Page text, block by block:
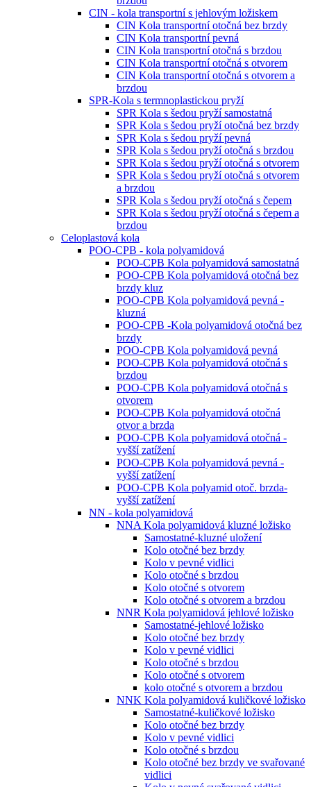
CIN - kola transportní s jehlovým ložiskem
CIN Kola transportní otočná bez brzdy
CIN Kola transportní pevná
CIN Kola transportní otočná s brzdou
CIN Kola transportní otočná s otvorem
CIN Kola transportní otočná s otvorem a
brzdou
SPR-Kola s termnoplastickou pryží
SPR Kola s šedou pryží samostatná
SPR Kola s šedou pryží otočná bez brzdy
SPR Kola s šedou pryží pevná
SPR Kola s šedou pryží otočná s brzdou
SPR Kola s šedou pryží otočná s otvorem
SPR Kola s šedou pryží otočná s otvorem
a brzdou
SPR Kola s šedou pryží otočná s čepem
SPR Kola s šedou pryží otočná s čepem a
brzdou
Celoplastová kola
POO-CPB - kola polyamidová
POO-CPB Kola polyamidová samostatná
POO-CPB Kola polyamidová otočná bez
brzdy kluz
POO-CPB Kola polyamidová pevná -
kluzná
POO-CPB -Kola polyamidová otočná bez
brzdy
POO-CPB Kola polyamidová pevná
POO-CPB Kola polyamidová otočná s
brzdou
POO-CPB Kola polyamidová otočná s
otvorem
POO-CPB Kola polyamidová otočná
otvor a brzda
POO-CPB Kola polyamidová otočná -
vyšší zatížení
POO-CPB Kola polyamidová pevná -
vyšší zatížení
POO-CPB Kola polyamid otoč. brzda-
vyšší zatížení
NN - kola polyamidová
NNA Kola polyamidová kluzné ložisko
Samostatné-kluzné uložení
Kolo otočné bez brzdy
Kolo v pevné vidlici
Kolo otočné s brzdou
Kolo otočné s otvorem
Kolo otočné s otvorem a brzdou
NNR Kola polyamidová jehlové ložisko
Samostatné-jehlové ložisko
Kolo otočné bez brzdy
Kolo v pevné vidlici
Kolo otočné s brzdou
Kolo otočné s otvorem
kolo otočné s otvorem a brzdou
NNK Kola polyamidová kuličkové ložisko
Samostatné-kuličkové ložisko
Kolo otočné bez brzdy
Kolo v pevné vidlici
Kolo otočné s brzdou
Kolo otočné bez brzdy ve svařované
vidlici